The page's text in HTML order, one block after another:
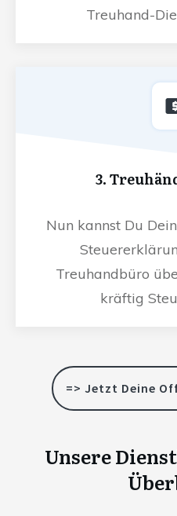
Treuhand-
3.
Nun kannst Du
Treuhandbüro
kräftig
=> Jetzt Deine
Unsere